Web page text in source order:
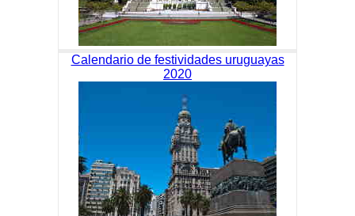
Calendario de festividades uruguayas
2020